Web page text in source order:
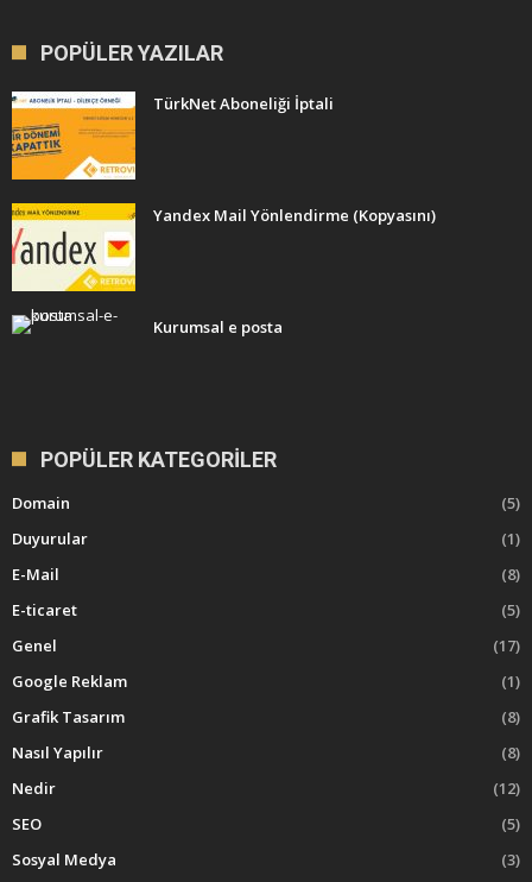
POPÜLER YAZILAR
TürkNet Aboneliği İptali
Yandex Mail Yönlendirme (Kopyasını)
Kurumsal e posta
POPÜLER KATEGORILER
Domain
(5)
Duyurular
(1)
E-Mail
(8)
E-ticaret
(5)
Genel
(17)
Google Reklam
(1)
Grafik Tasarım
(8)
Nasıl Yapılır
(8)
Nedir
(12)
SEO
(5)
Sosyal Medya
(3)